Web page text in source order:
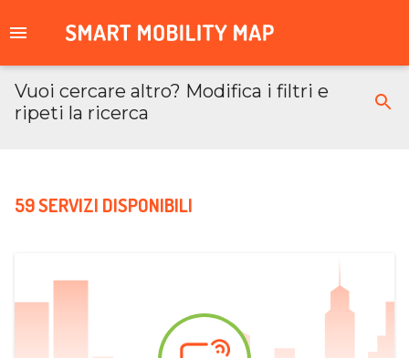
Vuoi cercare altro? Modifica i filtri e
ripeti la ricerca
59 SERVIZI DISPONIBILI